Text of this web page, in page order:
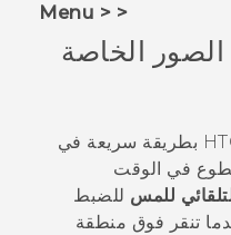
< < Menu
الخاصة
بطريقة سريعة في
في الوقت
للمس للضبط
تنقر فوق منطقة